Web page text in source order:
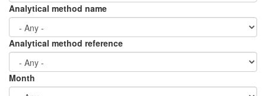
Analytical method name
Analytical method reference
Month